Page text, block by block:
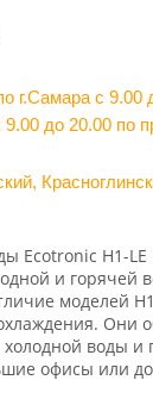
г.Самара c 9.00
до 20.00 по
Ecotronic H1-
и горячей
моделей
Они
воды и
офисы или